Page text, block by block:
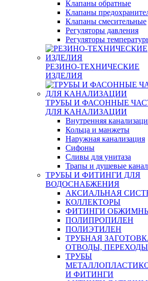
Клапаны обратные
Клапаны
Клапаны смесительные
Регуляторы давления
Регуляторы
РЕЗИНО-ТЕХНИЧЕСКИЕ
ИЗДЕЛИЯ
ТРУБЫ И ФАСОННЫЕ
ДЛЯ КАНАЛИЗАЦИИ
Внутренняя
Кольца и манжеты
Наружная канализация
Сифоны
Сливы для унитаза
Трапы и душевые
ТРУБЫ И ФИТИНГИ ДЛЯ
ВОДОСНАБЖЕНИЯ
АКСИАЛЬНАЯ
КОЛЛЕКТОРЫ
ФИТИНГИ
ПОЛИПРОПИЛЕН
ПОЛИЭТИЛЕН
ТРУБНАЯ
ОТВОДЫ, ПЕРЕХОДЫ
ТРУБЫ
И ФИТИНГИ